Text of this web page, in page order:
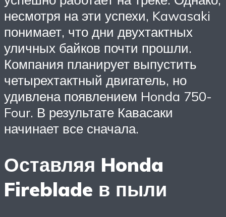
несмотря на эти успехи, Kawasaki
понимает, что дни двухтактных
уличных байков почти прошли.
Компания планирует выпустить
четырехтактный двигатель, но
удивлена ​​появлением Honda 750-
Four. В результате Кавасаки
начинает все сначала.
Оставляя Honda
Fireblade в пыли